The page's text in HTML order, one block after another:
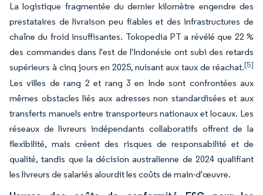
La logistique fragmentée du dernier kilomètre engendre des
prestataires de livraison peu fiables et des infrastructures de
chaîne du froid insuffisantes. Tokopedia PT a révélé que 22 %
des commandes dans l'est de l'Indonésie ont subi des retards
supérieurs à cinq jours en 2025, nuisant aux taux de réachat.[5]
Les villes de rang 2 et rang 3 en Inde sont confrontées aux
mêmes obstacles liés aux adresses non standardisées et aux
transferts manuels entre transporteurs nationaux et locaux. Les
réseaux de livreurs indépendants collaboratifs offrent de la
flexibilité, mais créent des risques de responsabilité et de
qualité, tandis que la décision australienne de 2024 qualifiant
les livreurs de salariés alourdit les coûts de main-d'œuvre.